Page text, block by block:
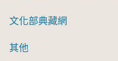
文化部典藏網
其他